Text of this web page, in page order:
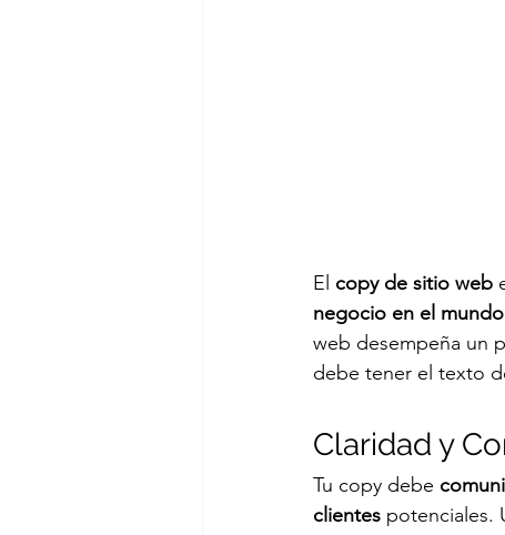
El copy de sitio web
negocio en el
web desempeña un
debe tener el texto
Claridad y
Tu copy debe
clientes potenciales.